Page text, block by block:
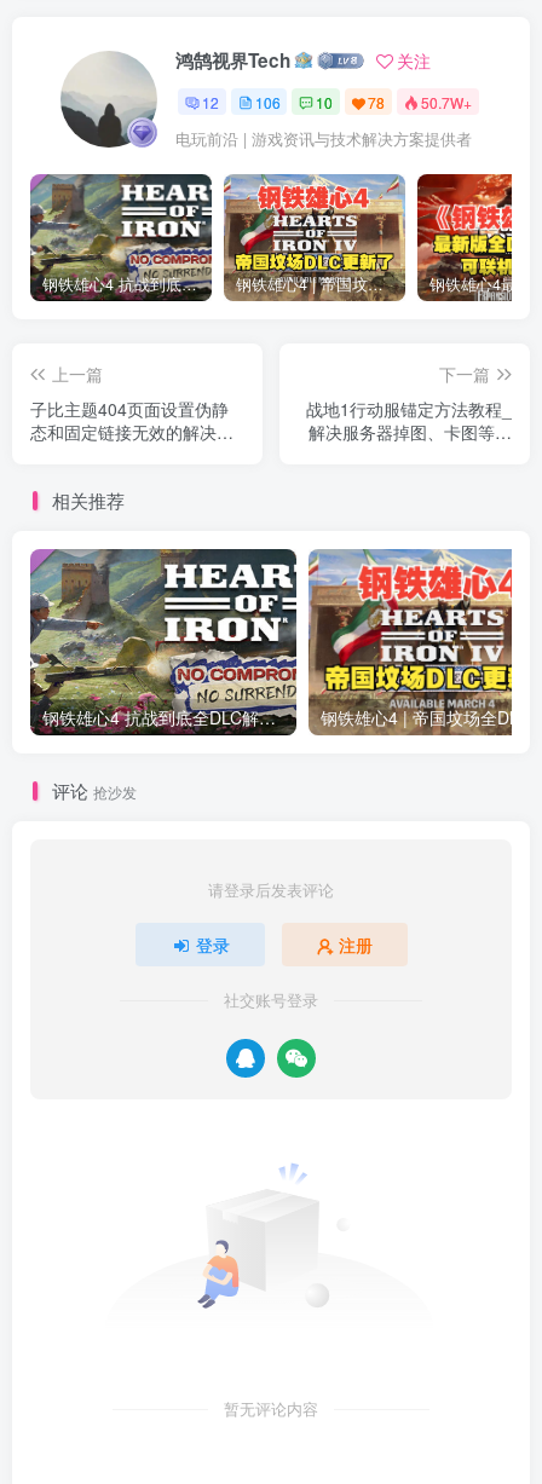
鸿鹄视界Tech 关注
12 106 10 78 50.7W+
电玩前沿 | 游戏资讯与技术解决方案提供者
钢铁雄心4 抗战到底全DLC解锁补丁免费分享 1.17最新版2025 钢铁雄心4 | 帝国坟场全DLC解锁补丁免费下载_1.16最新版2025
上一篇
子比主题404页面设置伪静
态和固定链接无效的解决教
下一篇
战地1行动服锚定方法教程_
解决服务器掉图、卡图等突
相关推荐
钢铁雄心4 抗战到底全DLC解锁补丁免费分享 1.17最新版2025
评论 抢沙发
请登录后发表评论
登录 注册
社交账号登录
暂无评论内容